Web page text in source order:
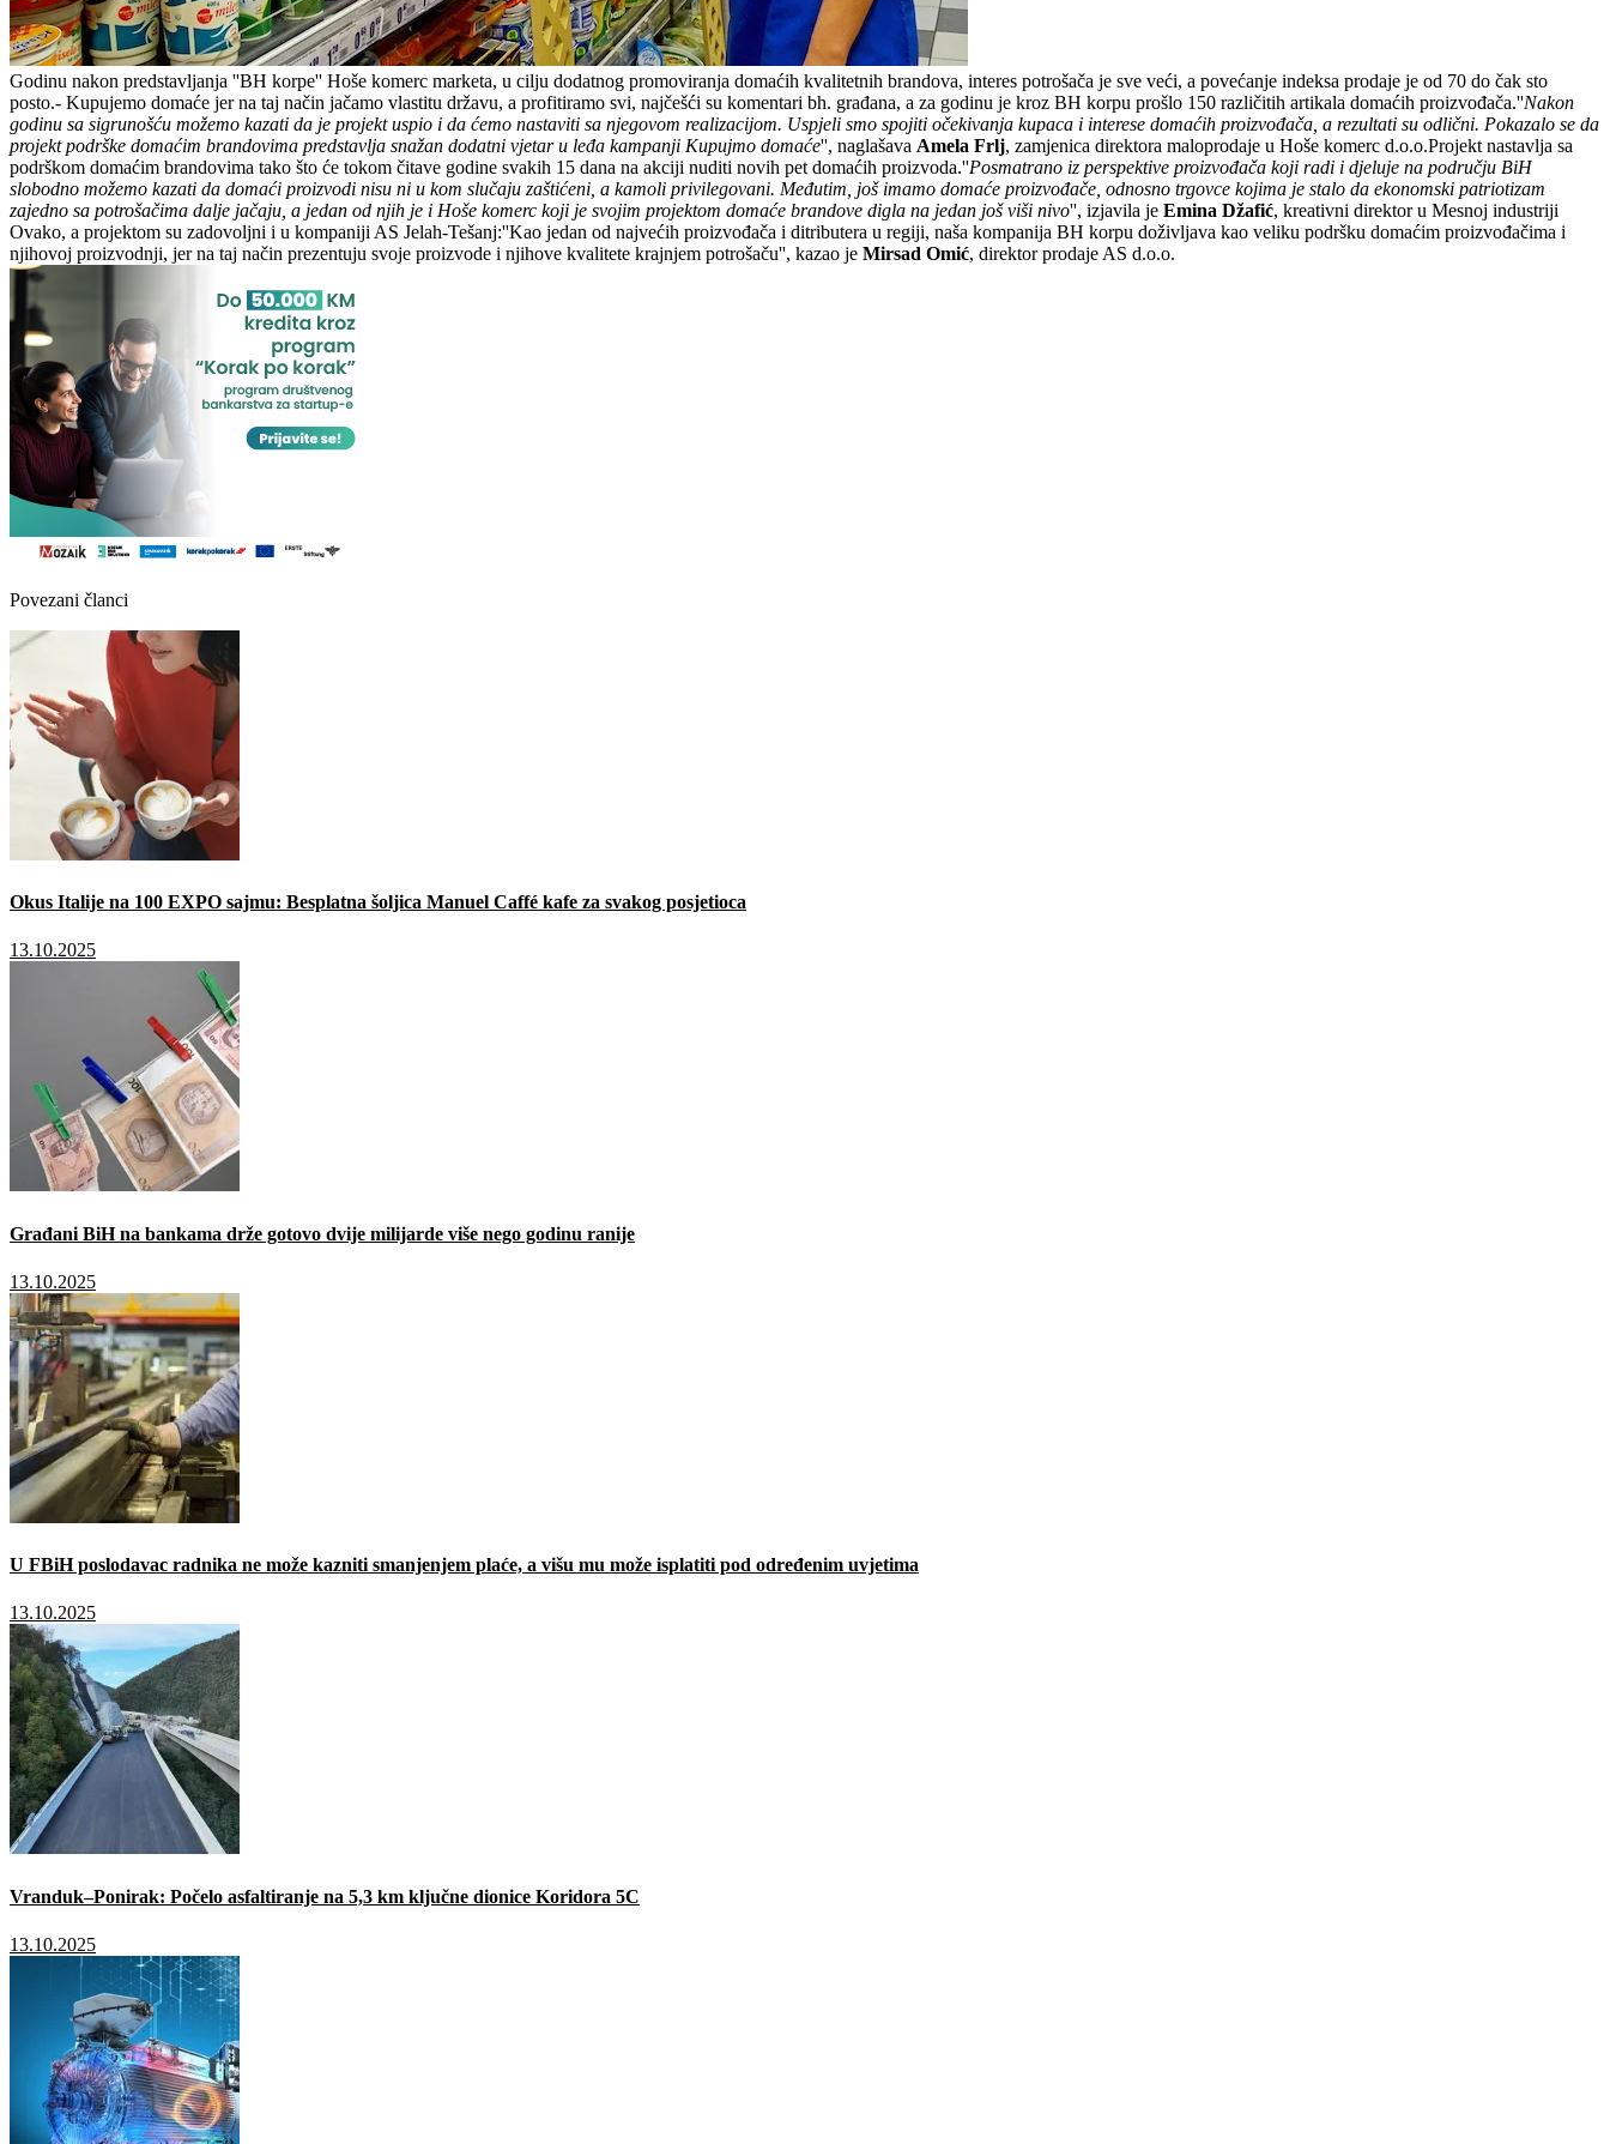
Godinu nakon predstavljanja ''BH korpe'' Hoše komerc marketa, u cilju dodatnog promoviranja domaćih kvalitetnih brandova, interes potrošača je sve veći, a povećanje indeksa prodaje je od 70 do čak sto
posto.- Kupujemo domaće jer na taj način jačamo vlastitu državu, a profitiramo svi, najčešći su komentari bh. građana, a za godinu je kroz BH korpu prošlo 150 različitih artikala domaćih proizvođača.''Nakon
godinu sa sigrunošću možemo kazati da je projekt uspio i da ćemo nastaviti sa njegovom realizacijom. Uspjeli smo spojiti očekivanja kupaca i interese domaćih proizvođača, a rezultati su odlični. Pokazalo se da
projekt podrške domaćim brandovima predstavlja snažan dodatni vjetar u leđa kampanji Kupujmo domaće'', naglašava Amela Frlj, zamjenica direktora maloprodaje u Hoše komerc d.o.o.Projekt nastavlja sa
podrškom domaćim brandovima tako što će tokom čitave godine svakih 15 dana na akciji nuditi novih pet domaćih proizvoda.''Posmatrano iz perspektive proizvođača koji radi i djeluje na području BiH
slobodno možemo kazati da domaći proizvodi nisu ni u kom slučaju zaštićeni, a kamoli privilegovani. Međutim, još imamo domaće proizvođače, odnosno trgovce kojima je stalo da ekonomski patriotizam
zajedno sa potrošačima dalje jačaju, a jedan od njih je i Hoše komerc koji je svojim projektom domaće brandove digla na jedan još viši nivo'', izjavila je Emina Džafić, kreativni direktor u Mesnoj industriji
Ovako, a projektom su zadovoljni i u kompaniji AS Jelah-Tešanj:''Kao jedan od najvećih proizvođača i ditributera u regiji, naša kompanija BH korpu doživljava kao veliku podršku domaćim proizvođačima i
njihovoj proizvodnji, jer na taj način prezentuju svoje proizvode i njihove kvalitete krajnjem potrošaču'', kazao je Mirsad Omić, direktor prodaje AS d.o.o.
Povezani članci
Okus Italije na 100 EXPO sajmu: Besplatna šoljica Manuel Caffé kafe za svakog posjetioca
13.10.2025
Građani BiH na bankama drže gotovo dvije milijarde više nego godinu ranije
13.10.2025
U FBiH poslodavac radnika ne može kazniti smanjenjem plaće, a višu mu može isplatiti pod određenim uvjetima
13.10.2025
Vranduk–Ponirak: Počelo asfaltiranje na 5,3 km ključne dionice Koridora 5C
13.10.2025